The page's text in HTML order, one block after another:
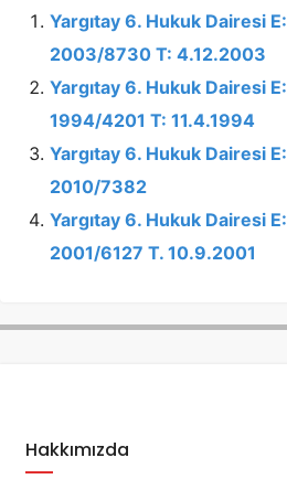
Yargıtay 6. Hukuk Dairesi
2003/8730 T: 4.12.2003
Yargıtay 6. Hukuk Dairesi
1994/4201 T: 11.4.1994
Yargıtay 6. Hukuk Dairesi
2010/7382
Yargıtay 6. Hukuk Dairesi
2001/6127 T. 10.9.2001
Hakkımızda